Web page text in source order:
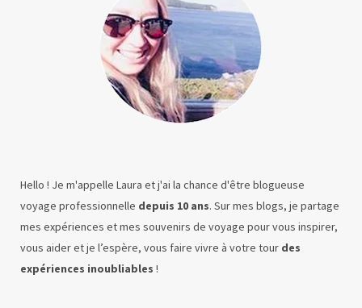
Hello ! Je m'appelle Laura et j'ai la chance d'être blogueuse
voyage professionnelle depuis 10 ans. Sur mes blogs, je partage
mes expériences et mes souvenirs de voyage pour vous inspirer,
vous aider et je l’espère, vous faire vivre à votre tour des
expériences inoubliables !